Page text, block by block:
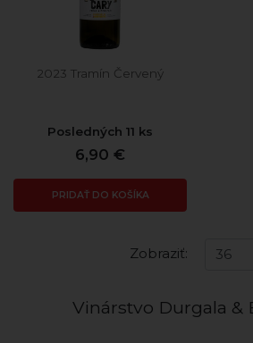
2023 Tramín Červený
Posledných 11 ks
6,90 €
PRIDAŤ DO KOŠÍKA
Zobraziť:
Vinárstvo Durgala &